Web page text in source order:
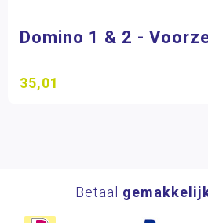
Domino 1 & 2 -
35,01
Betaal